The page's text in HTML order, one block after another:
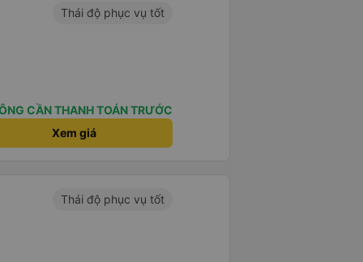
Thái độ phục vụ tốt
CẦN THANH TOÁN TRƯỚC
Xem giá
Thái độ phục vụ tốt